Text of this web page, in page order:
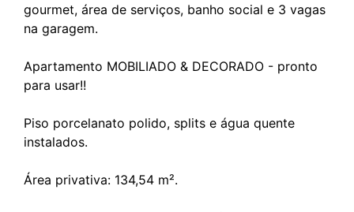
gourmet, área de serviços, banho social e 3 vagas
na garagem.
Apartamento MOBILIADO & DECORADO - pronto
para usar!!
Piso porcelanato polido, splits e água quente
instalados.
Área privativa: 134,54 m².